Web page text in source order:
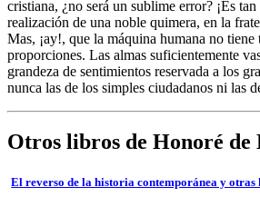
cristiana, ¿no será un sublime error? ¡Es
realización de una noble quimera, en la
Mas, ¡ay!, que la máquina humana no tiene
proporciones. Las almas suficientemente
grandeza de sentimientos reservada a los
nunca las de los simples ciudadanos ni las
Otros libros de Honoré de
El reverso de la historia contemporánea y otras